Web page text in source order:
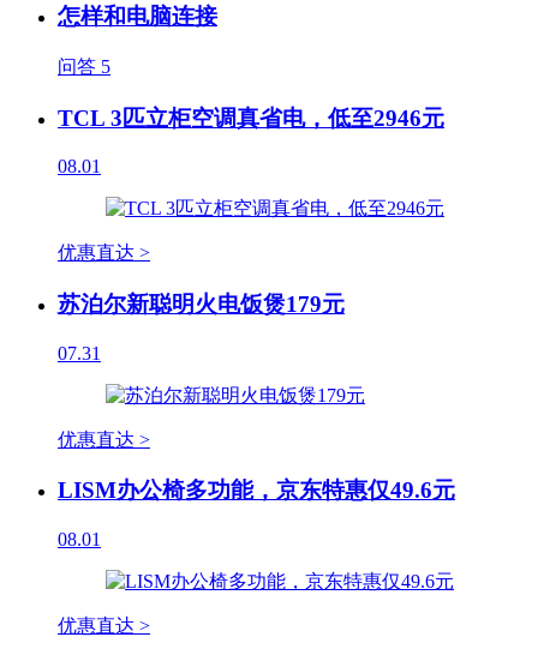
怎样和电脑连接
问答 5
TCL 3匹立柜空调真省电，低至2946元
08.01
优惠直达 >
苏泊尔新聪明火电饭煲179元
07.31
优惠直达 >
LISM办公椅多功能，京东特惠仅49.6元
08.01
优惠直达 >